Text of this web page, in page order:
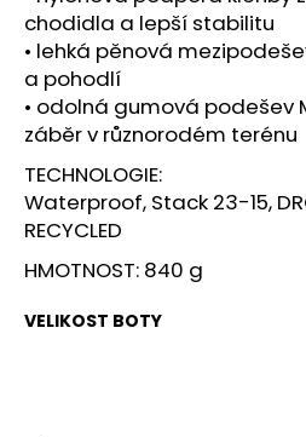
chodidla a lepší stabilitu
• lehká pěnová
a pohodlí
• odolná gumová podešev
záběr v různorodém terénu
TECHNOLOGIE:
Waterproof, Stack 23-15,
RECYCLED
HMOTNOST: 840 g
VELIKOST BOTY
Kč
Původně:
4
050
Kč